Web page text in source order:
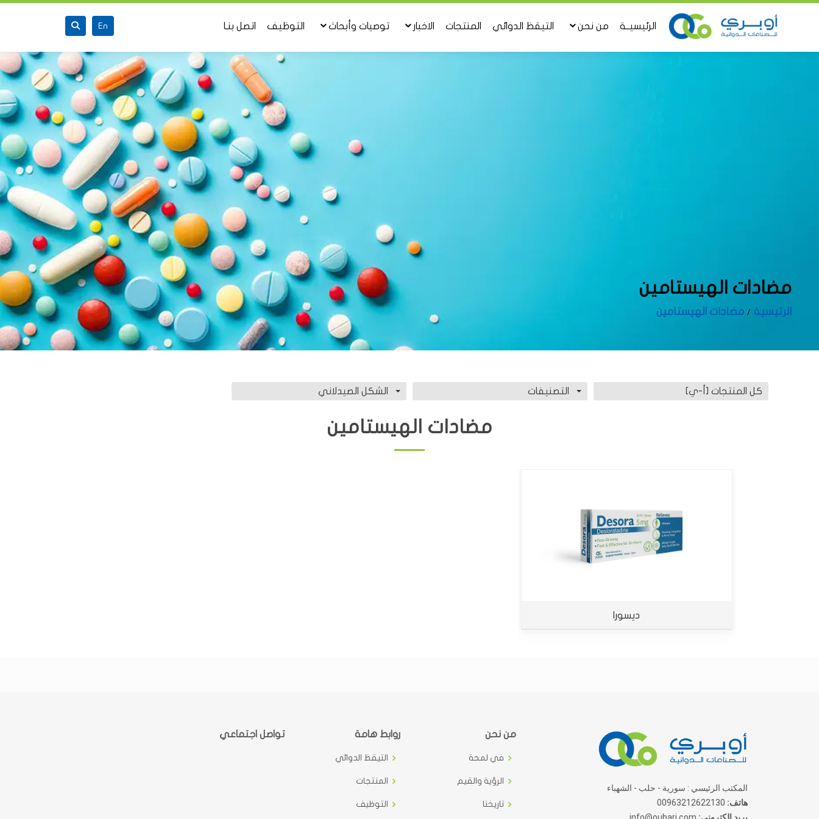
الرئيسيــة من نحن التيقظ الدوائي المنتجات الاخبار توصيات وأبحاث التوظيف اتصل بنـا En
مضادات الهيستامين
الرئيسية مضادات الهيستامين
كل المنتجات [أ-ي] التصنيفات الشكل الصيدلاني
مضادات الهيستامين
ديسورا
المكتب الرئيسي : سورية - حلب - الشهباء
هاتف:
من نحن
في لمحة
الرؤية والقيم
تاريخنا
روابط هامة
التيقظ الدوائي
المنتجات
التوظيف
تواصل اجتماعي